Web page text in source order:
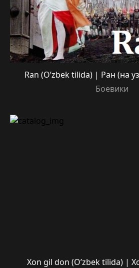
Ran (O’zbek tilida) | Ран (на
Боевики
Xon gil don (O’zbek tilida) |